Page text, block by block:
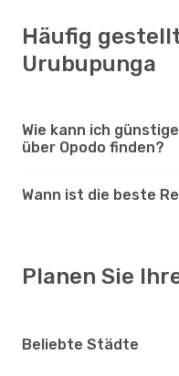
Häufig
Urubupunga
Wie kann ich
über Opodo finden?
Wann ist die beste
Planen Sie
Beliebte Städte